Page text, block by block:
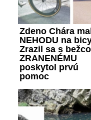
Zdeno Chára
NEHODU na
Zrazil sa s
ZRANENÉMU
poskytol prvú
pomoc